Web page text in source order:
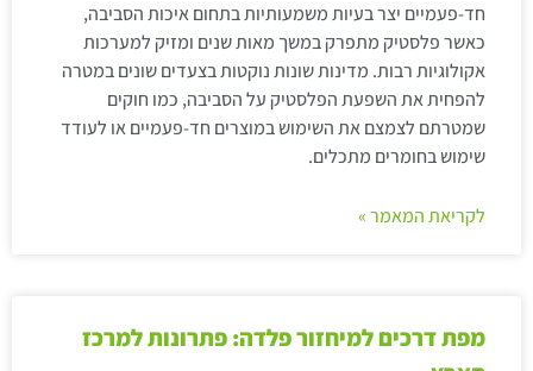
חד-פעמיים יצר בעיות משמעותיות בתחום איכות הסביבה,
כאשר פלסטיק מתפרק במשך מאות שנים ומזיק למערכות
אקולוגיות רבות. מדינות שונות נוקטות בצעדים שונים במטרה
להפחית את השפעת הפלסטיק על הסביבה, כמו חוקים
שמטרתם לצמצם את השימוש במוצרים חד-פעמיים או לעודד
שימוש בחומרים מתכלים.
לקריאת המאמר »
מפת דרכים למיחזור פלדה: פתרונות למרכז